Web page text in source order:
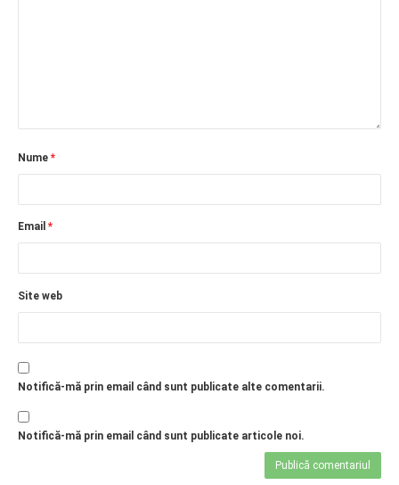
Nume *
Email *
Site web
Notifică-mă prin email când sunt publicate alte comentarii.
Notifică-mă prin email când sunt publicate articole noi.